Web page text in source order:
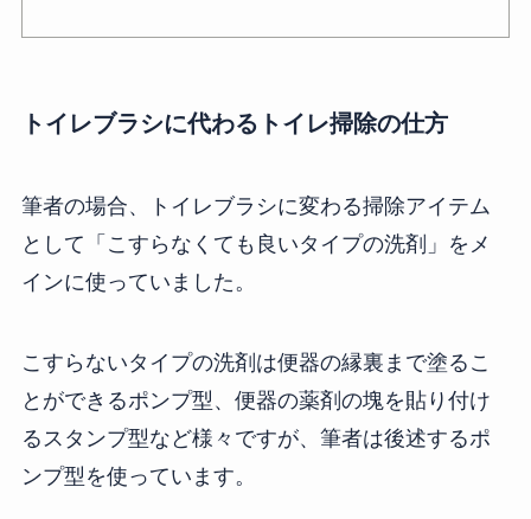
トイレブラシに代わるトイレ掃除の仕方
筆者の場合、トイレブラシに変わる掃除アイテム
として「こすらなくても良いタイプの洗剤」をメ
インに使っていました。
こすらないタイプの洗剤は便器の縁裏まで塗るこ
とができるポンプ型、便器の薬剤の塊を貼り付け
るスタンプ型など様々ですが、筆者は後述するポ
ンプ型を使っています。